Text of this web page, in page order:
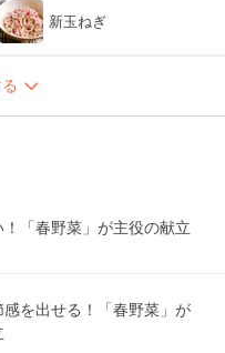
新玉ねぎ
「春野菜」が主役の献立
を出せる！「春野菜」が